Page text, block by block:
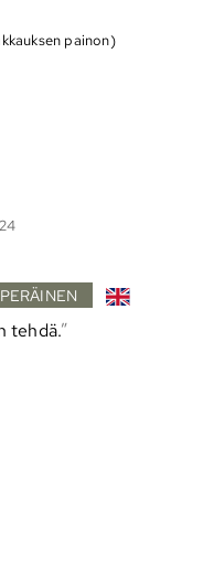
painon)
tehdä.